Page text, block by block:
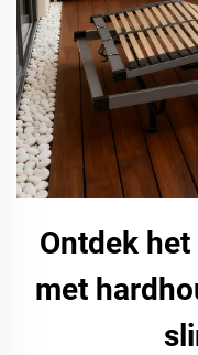
Ontdek
met